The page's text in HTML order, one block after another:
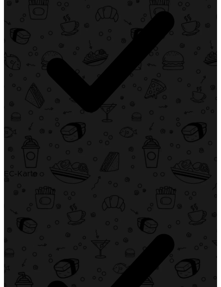
EC-Karte